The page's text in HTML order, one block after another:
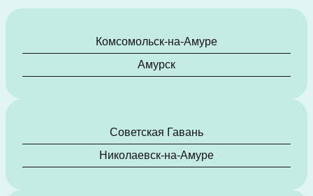
Комсомольск-на-Амуре
Амурск
Советская Гавань
Николаевск-на-Амуре